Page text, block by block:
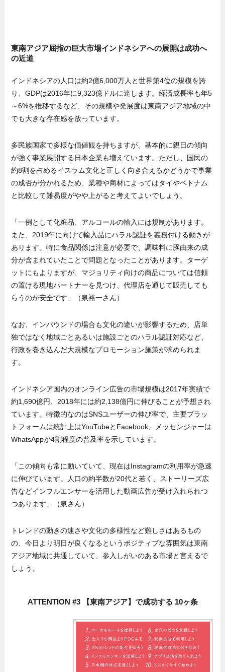
東南アジア屈指の巨大市場インドネシアへの展開は成功へ
の近道
インドネシアの人口は約2億6,000万人と世界第4位の規模を誇
り、GDPは2016年に9,323億ドルに達します。経済成長率も年5
～6%を推移するなど、その規模や発展度は東南アジア地域の中
でも大きな存在感を放っています。
多民族国家で多様な価値観を持ちますが、基本的に親日の傾向
が強く事業展開する日本企業も増えています。ただし、国民の
約8割を占めるイスラム文化と正しく向き合えるかどうかで事業
の成否が分かれるため、業種や商材によってはタイやベトナム
と比較して難易度がやや上がると考えてよいでしょう。
「一例として化粧品、アルコールの輸入には規制があります。
また、2019年に向けて輸入品にハラル認証を義務付ける動きが
あります。特に食品関係は注意が必要で、調味料に豚由来の成
分が含まれていたことで問題となったことがあります。ターゲ
ットにもよりますが、マジョリティ向けの商品については信頼
の置ける現地パートナーを見つけ、代理店を通じて販売しても
らうのが安全です」（泉裕一さん）
なお、インバウンドの場合も文化の違いが影響するため、店単
独ではなく地域ごとあるいは施設ごとのハラル認証対応など、
行政を巻き込んだ大規模なプロモーション施策が求められま
す。
インドネシア国内のオンライン広告の市場規模は2017年実績で
約1,690億円、2018年には約2,138億円に伸びることが予想され
ています。特徴的なのはSNSユーザーの伸び率で、主要プラッ
トフォームは統計上はYouTubeとFacebook、メッセンジャーは
WhatsAppが4割程度の普及率を示しています。
「この傾向も常に動いていて、現在はInstagramの利用率が急速
に伸びています。人口の約半数が20代と若く、ストーリーズ広
告などインフルエンサーを活用した動画広告が受け入れられつ
つあります」（泉さん）
トレンドの動きの速さや文化の多様性など難しさはあるもの
の、今日より明日が良くなるというポジティブな雰囲気は東南
アジア地域に共通していて、参入しがいのある市場と言えるで
しょう。
ATTENTION #3 【東南アジア】で成功する 10ヶ条